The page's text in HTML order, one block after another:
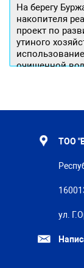
На берегу
накопителя
проект по
утиного
очищенной
ТОО
ул.